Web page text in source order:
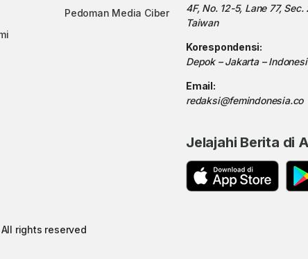
Pedoman Media Ciber
4F, No. 12-5, Lane 77,
Taiwan
Korespondensi:
Depok – Jakarta –
Email:
redaksi@femindonesia.co
Jelajahi Berita di
rights reserved